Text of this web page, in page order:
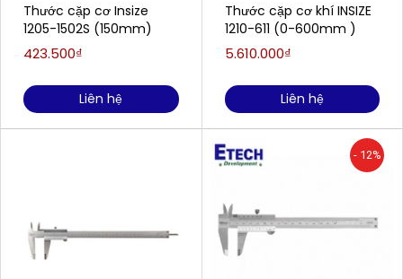
Thước cặp cơ Insize
1205-1502S (150mm)
423.500₫
Liên hệ
Thước cặp cơ khí INSIZE
1210-611 (0-600mm )
5.610.000₫
Liên hệ
- 12%